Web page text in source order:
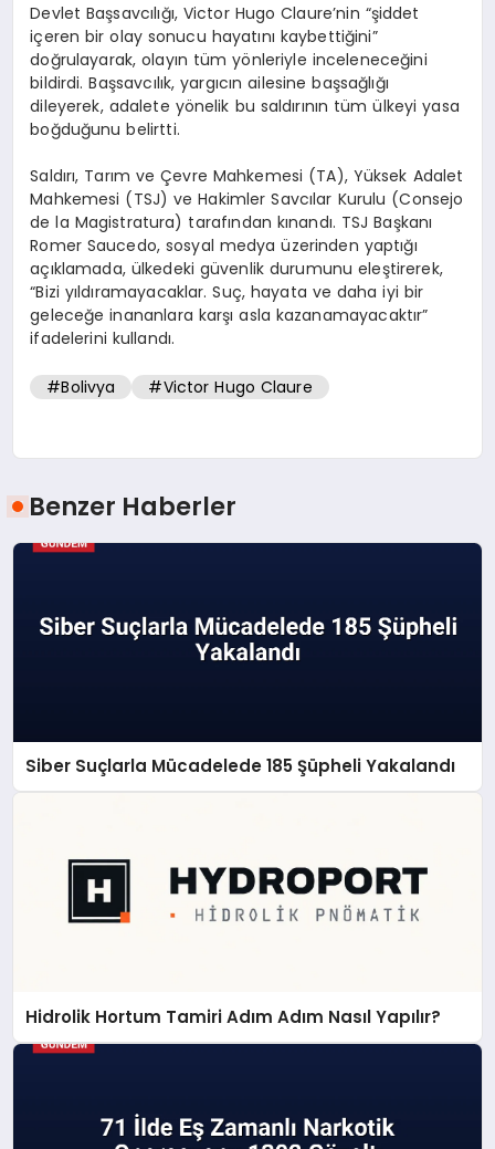
Devlet Başsavcılığı, Victor Hugo Claure’nin “şiddet
içeren bir olay sonucu hayatını kaybettiğini”
doğrulayarak, olayın tüm yönleriyle inceleneceğini
bildirdi. Başsavcılık, yargıcın ailesine başsağlığı
dileyerek, adalete yönelik bu saldırının tüm ülkeyi yasa
boğduğunu belirtti.
Saldırı, Tarım ve Çevre Mahkemesi (TA), Yüksek Adalet
Mahkemesi (TSJ) ve Hakimler Savcılar Kurulu (Consejo
de la Magistratura) tarafından kınandı. TSJ Başkanı
Romer Saucedo, sosyal medya üzerinden yaptığı
açıklamada, ülkedeki güvenlik durumunu eleştirerek,
“Bizi yıldıramayacaklar. Suç, hayata ve daha iyi bir
geleceğe inananlara karşı asla kazanamayacaktır”
ifadelerini kullandı.
#Bolivya #Victor Hugo Claure
Benzer Haberler
Siber Suçlarla Mücadelede 185 Şüpheli Yakalandı
Hidrolik Hortum Tamiri Adım Adım Nasıl Yapılır?